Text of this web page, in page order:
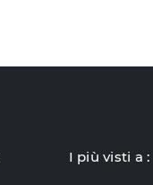
I più visti a :